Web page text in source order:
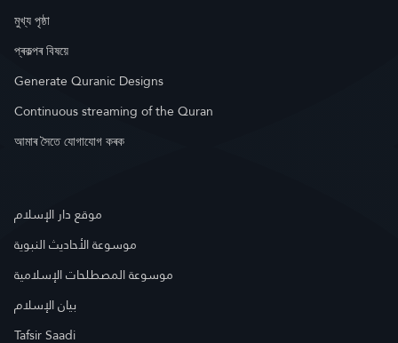
মুখ্য পৃষ্ঠা
প্ৰকল্পৰ বিষয়ে
Generate Quranic Designs
Continuous streaming of the Quran
আমাৰ সৈতে যোগাযোগ কৰক
موقع دار الإسلام
موسوعة الأحاديث النبوية
موسوعة المصطلحات الإسلامية
بيان الإسلام
Tafsir Saadi